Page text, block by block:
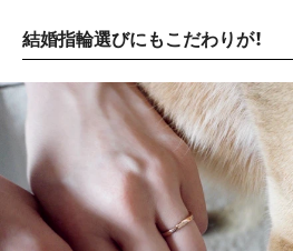
結婚指輪選びにもこだわりが！